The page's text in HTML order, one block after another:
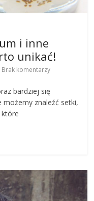
i inne
unikać!
Brak komentarzy
bardziej się
możemy znaleźć setki,